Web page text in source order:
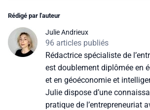
Rédigé par l'auteur
Julie Andrieux
96 articles publiés
Rédactrice spécialiste de
est doublement diplômée en
et en géoéconomie et
Julie dispose d’une
pratique de l’entrepreneuriat